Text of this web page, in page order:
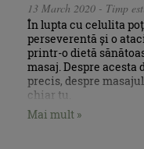
13 March 2020 - Timp
În lupta cu celulita
perseverentă și o
printr-o dietă
masaj. Despre
precis, despre
chiar tu.
Mai mult »